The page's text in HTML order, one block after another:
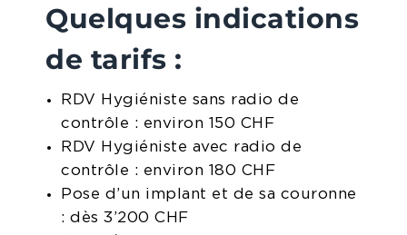
Quelques indications
de tarifs :
RDV Hygiéniste sans radio de
contrôle : environ 150 CHF
RDV Hygiéniste avec radio de
contrôle : environ 180 CHF
Pose d’un implant et de sa couronne
: dès 3’200 CHF